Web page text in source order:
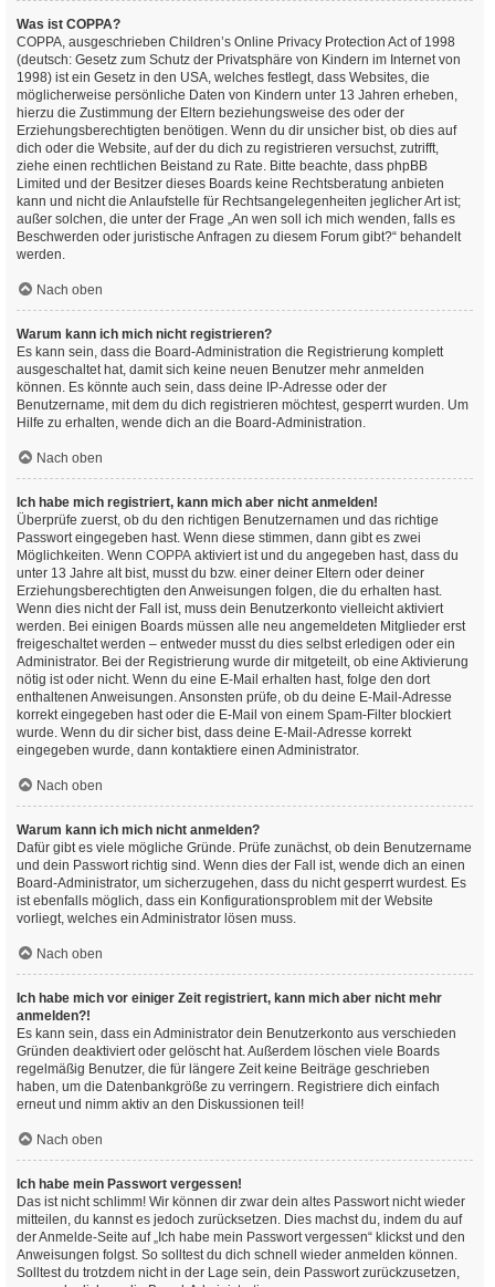
Was ist COPPA?
COPPA, ausgeschrieben Children’s Online Privacy Protection Act of 1998
(deutsch: Gesetz zum Schutz der Privatsphäre von Kindern im Internet von
1998) ist ein Gesetz in den USA, welches festlegt, dass Websites, die
möglicherweise persönliche Daten von Kindern unter 13 Jahren erheben,
hierzu die Zustimmung der Eltern beziehungsweise des oder der
Erziehungsberechtigten benötigen. Wenn du dir unsicher bist, ob dies auf
dich oder die Website, auf der du dich zu registrieren versuchst, zutrifft,
ziehe einen rechtlichen Beistand zu Rate. Bitte beachte, dass phpBB
Limited und der Besitzer dieses Boards keine Rechtsberatung anbieten
kann und nicht die Anlaufstelle für Rechtsangelegenheiten jeglicher Art ist;
außer solchen, die unter der Frage „An wen soll ich mich wenden, falls es
Beschwerden oder juristische Anfragen zu diesem Forum gibt?“ behandelt
werden.
Nach oben
Warum kann ich mich nicht registrieren?
Es kann sein, dass die Board-Administration die Registrierung komplett
ausgeschaltet hat, damit sich keine neuen Benutzer mehr anmelden
können. Es könnte auch sein, dass deine IP-Adresse oder der
Benutzername, mit dem du dich registrieren möchtest, gesperrt wurden. Um
Hilfe zu erhalten, wende dich an die Board-Administration.
Nach oben
Ich habe mich registriert, kann mich aber nicht anmelden!
Überprüfe zuerst, ob du den richtigen Benutzernamen und das richtige
Passwort eingegeben hast. Wenn diese stimmen, dann gibt es zwei
Möglichkeiten. Wenn COPPA aktiviert ist und du angegeben hast, dass du
unter 13 Jahre alt bist, musst du bzw. einer deiner Eltern oder deiner
Erziehungsberechtigten den Anweisungen folgen, die du erhalten hast.
Wenn dies nicht der Fall ist, muss dein Benutzerkonto vielleicht aktiviert
werden. Bei einigen Boards müssen alle neu angemeldeten Mitglieder erst
freigeschaltet werden – entweder musst du dies selbst erledigen oder ein
Administrator. Bei der Registrierung wurde dir mitgeteilt, ob eine Aktivierung
nötig ist oder nicht. Wenn du eine E-Mail erhalten hast, folge den dort
enthaltenen Anweisungen. Ansonsten prüfe, ob du deine E-Mail-Adresse
korrekt eingegeben hast oder die E-Mail von einem Spam-Filter blockiert
wurde. Wenn du dir sicher bist, dass deine E-Mail-Adresse korrekt
eingegeben wurde, dann kontaktiere einen Administrator.
Nach oben
Warum kann ich mich nicht anmelden?
Dafür gibt es viele mögliche Gründe. Prüfe zunächst, ob dein Benutzername
und dein Passwort richtig sind. Wenn dies der Fall ist, wende dich an einen
Board-Administrator, um sicherzugehen, dass du nicht gesperrt wurdest. Es
ist ebenfalls möglich, dass ein Konfigurationsproblem mit der Website
vorliegt, welches ein Administrator lösen muss.
Nach oben
Ich habe mich vor einiger Zeit registriert, kann mich aber nicht mehr
anmelden?!
Es kann sein, dass ein Administrator dein Benutzerkonto aus verschieden
Gründen deaktiviert oder gelöscht hat. Außerdem löschen viele Boards
regelmäßig Benutzer, die für längere Zeit keine Beiträge geschrieben
haben, um die Datenbankgröße zu verringern. Registriere dich einfach
erneut und nimm aktiv an den Diskussionen teil!
Nach oben
Ich habe mein Passwort vergessen!
Das ist nicht schlimm! Wir können dir zwar dein altes Passwort nicht wieder
mitteilen, du kannst es jedoch zurücksetzen. Dies machst du, indem du auf
der Anmelde-Seite auf „Ich habe mein Passwort vergessen“ klickst und den
Anweisungen folgst. So solltest du dich schnell wieder anmelden können.
Solltest du trotzdem nicht in der Lage sein, dein Passwort zurückzusetzen,